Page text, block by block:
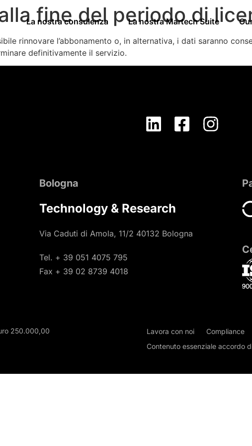
La nostra consulenza La nostra Martech Suite
fine del periodo di
rinnovare l’abbonamento o, in alternativa, i dati saranno
definitivamente il servizio.
Bologna
Technology & Research
Via Caduti di Amola, 11/2 40132 Bologna
Tel. + 39 051 4075 795
Fax + 39 02 8739 4018
250.000,00 Lavora con noi Compliance
Contenuto essenziale accordo